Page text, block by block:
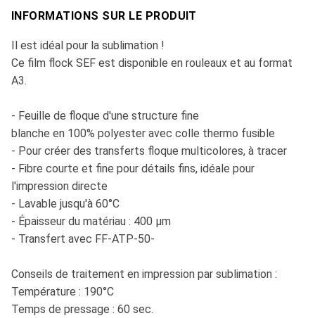
INFORMATIONS SUR LE PRODUIT
Il est idéal pour la sublimation !
Ce film flock SEF est disponible en rouleaux et au format
A3.
- Feuille de floque d'une structure fine
blanche en 100% polyester avec colle thermo fusible
- Pour créer des transferts floque multicolores, à tracer
- Fibre courte et fine pour détails fins, idéale pour
l'impression directe
- Lavable jusqu'à 60°C
- Épaisseur du matériau : 400 µm
- Transfert avec FF-ATP-50-
Conseils de traitement en impression par sublimation :
Température : 190°C
Temps de pressage : 60 sec.